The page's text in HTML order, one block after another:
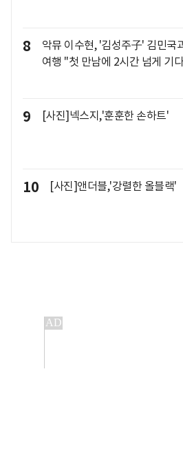
8
악뮤 이수현, '김성주子' 김민국
여행 "첫 만남에 2시간 넘게 기
9 [사진]넥스지,'훈훈한 손하트'
10 [사진]앤더블,'강렬한 올블랙'